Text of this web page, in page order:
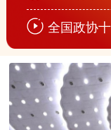
全国政协